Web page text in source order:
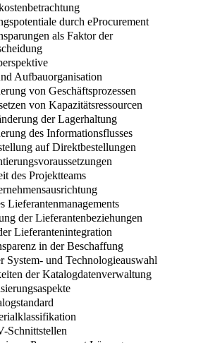
durch eProcurement
als Faktor der
Aufbauorganisation
von Geschäftsprozessen
von Kapazitätsressourcen
der Lagerhaltung
des Informationsflusses
auf Direktbestellungen
des Projektteams
Lieferantenmanagements
der Lieferantenbeziehungen
Lieferantenintegration
in der Beschaffung
System- und Technologieauswahl
der Katalogdatenverwaltung
Schnittstellen